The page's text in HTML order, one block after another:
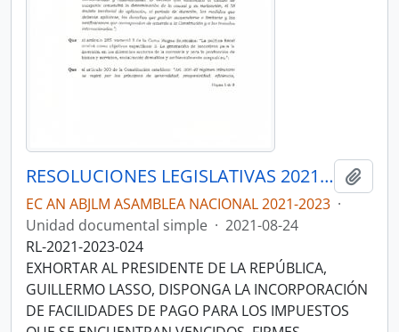
RESOLUCIONES LEGISLATIVAS 2021-2023
EC AN ABJLM ASAMBLEA NACIONAL 2021-2023 ·
Unidad documental simple · 2021-08-24
RL-2021-2023-024
EXHORTAR AL PRESIDENTE DE LA REPÚBLICA,
GUILLERMO LASSO, DISPONGA LA INCORPORACIÓN
DE FACILIDADES DE PAGO PARA LOS IMPUESTOS